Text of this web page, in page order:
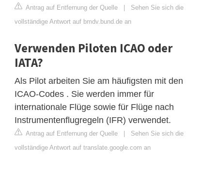
Antrag auf Entfernung der Quelle
Sehen Sie sich die
vollständige Antwort auf bmdv.bund.de an
Verwenden Piloten ICAO oder
IATA?
Als Pilot arbeiten Sie am häufigsten mit den
ICAO-Codes . Sie werden immer für
internationale Flüge sowie für Flüge nach
Instrumentenflugregeln (IFR) verwendet.
Antrag auf Entfernung der Quelle
Sehen Sie sich die
vollständige Antwort auf translate.google.com an